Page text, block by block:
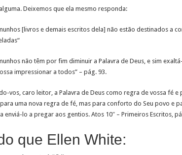
Deixemos que ela mesmo responda:
[livros e demais escritos dela] não estão destinados a
não têm por fim diminuir a Palavra de Deus, e sim
impressionar a todos” – pág. 93.
vos, caro leitor, a Palavra de Deus como regra de vossa fé
uma nova regra de fé, mas para conforto do Seu povo e
enviá-lo a pregar aos gentios. Atos 10″ – Primeiros Escritos,
que Ellen White: